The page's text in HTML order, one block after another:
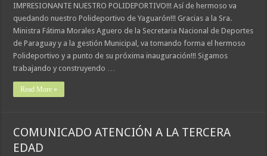
IMPRESIONANTE NUESTRO POLIDEPORTIVO!!! Así de hermoso va
quedando nuestro Polideportivo de Yaguarón!!! Gracias a la Sra.
Ministra Fátima Morales Aguero de la Secretaria Nacional de Deportes
de Paraguay y a la gestión Municipal, va tomando forma el hermoso
Polideportivo y a punto de su próxima inauguración!!! Sigamos
trabajando y construyendo …
Read More »
COMUNICADO ATENCIÓN A LA TERCERA
EDAD